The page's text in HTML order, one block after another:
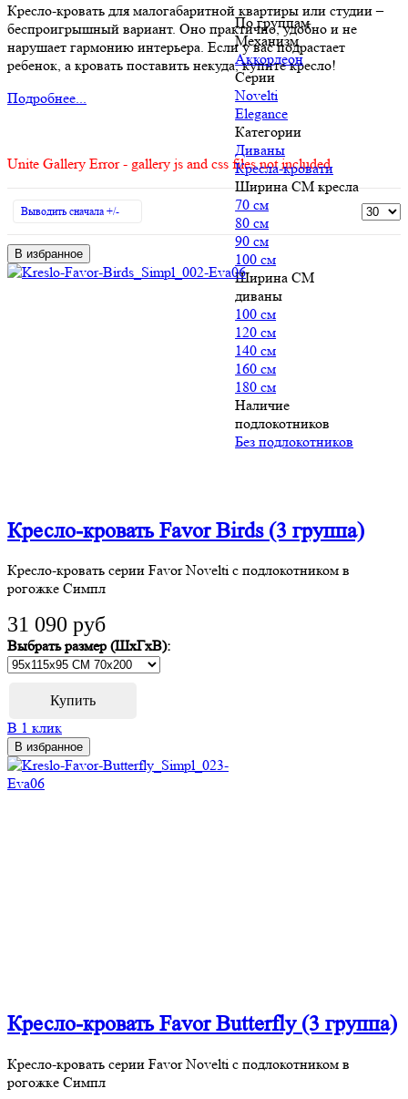
Кресло-кровать для малогабаритной квартиры или студии –
беспроигрышный вариант. Оно практично, удобно и не
нарушает гармонию интерьера. Если у вас подрастает
ребенок, а кровать поставить некуда, купите кресло!
Подробнее...
Unite Gallery Error - gallery js and css files not included
Выводить сначала +/-
По группам
Механизм
Аккордеон
Серии
Novelti
Elegance
Категории
Диваны
Кресла-кровати
Ширина СМ кресла
70 см
80 см
90 см
100 см
Ширина СМ
диваны
100 см
120 см
140 см
160 см
180 см
Наличие
подлокотников
Без подлокотников
В избранное
Кресло-кровать Favor Birds (3 группа)
Кресло-кровать серии Favor Novelti с подлокотником в
рогожке Симпл
31 090 руб
Выбрать размер (ШхГхВ):
В 1 клик
В избранное
Кресло-кровать Favor Butterfly (3 группа)
Кресло-кровать серии Favor Novelti с подлокотником в
рогожке Симпл